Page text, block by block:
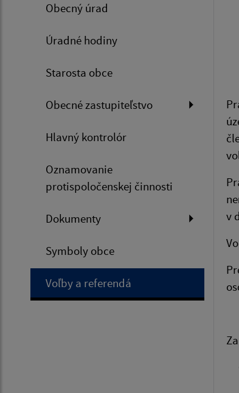
Obecný úrad
Úradné hodiny
Starosta obce
Obecné zastupiteľstvo
Hlavný kontrolór
Oznamovanie
protispoločenskej činnosti
Dokumenty
Symboly obce
Voľby a referendá
v